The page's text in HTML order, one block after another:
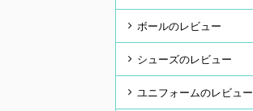
ボールのレビュー
シューズのレビュー
ユニフォームのレビュー